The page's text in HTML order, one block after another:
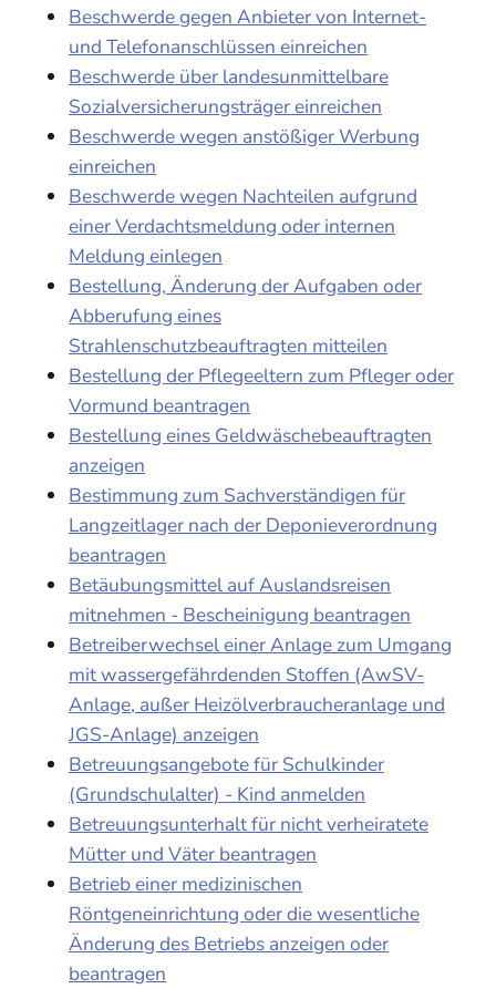
Beschwerde gegen Anbieter von Internet-
und Telefonanschlüssen einreichen
Beschwerde über landesunmittelbare
Sozialversicherungsträger einreichen
Beschwerde wegen anstößiger Werbung
einreichen
Beschwerde wegen Nachteilen aufgrund
einer Verdachtsmeldung oder internen
Meldung einlegen
Bestellung, Änderung der Aufgaben oder
Abberufung eines
Strahlenschutzbeauftragten mitteilen
Bestellung der Pflegeeltern zum Pfleger oder
Vormund beantragen
Bestellung eines Geldwäschebeauftragten
anzeigen
Bestimmung zum Sachverständigen für
Langzeitlager nach der Deponieverordnung
beantragen
Betäubungsmittel auf Auslandsreisen
mitnehmen - Bescheinigung beantragen
Betreiberwechsel einer Anlage zum Umgang
mit wassergefährdenden Stoffen (AwSV-
Anlage, außer Heizölverbraucheranlage und
JGS-Anlage) anzeigen
Betreuungsangebote für Schulkinder
(Grundschulalter) - Kind anmelden
Betreuungsunterhalt für nicht verheiratete
Mütter und Väter beantragen
Betrieb einer medizinischen
Röntgeneinrichtung oder die wesentliche
Änderung des Betriebs anzeigen oder
beantragen